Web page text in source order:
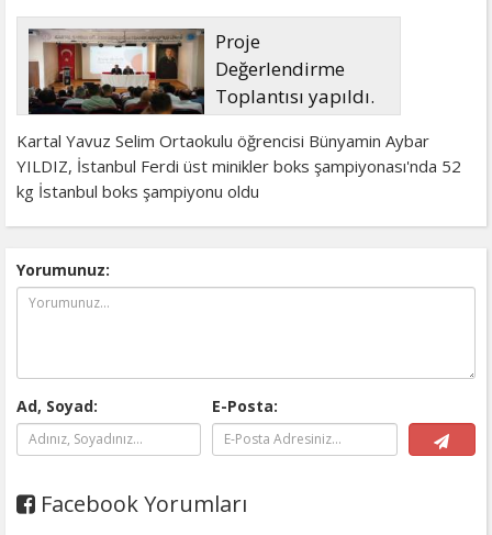
Proje
Değerlendirme
Toplantısı yapıldı.
Kartal Yavuz Selim Ortaokulu öğrencisi Bünyamin Aybar
YILDIZ, İstanbul Ferdi üst minikler boks şampiyonası'nda 52
kg İstanbul boks şampiyonu oldu
Yorumunuz:
Ad, Soyad: E-Posta:
Facebook Yorumları